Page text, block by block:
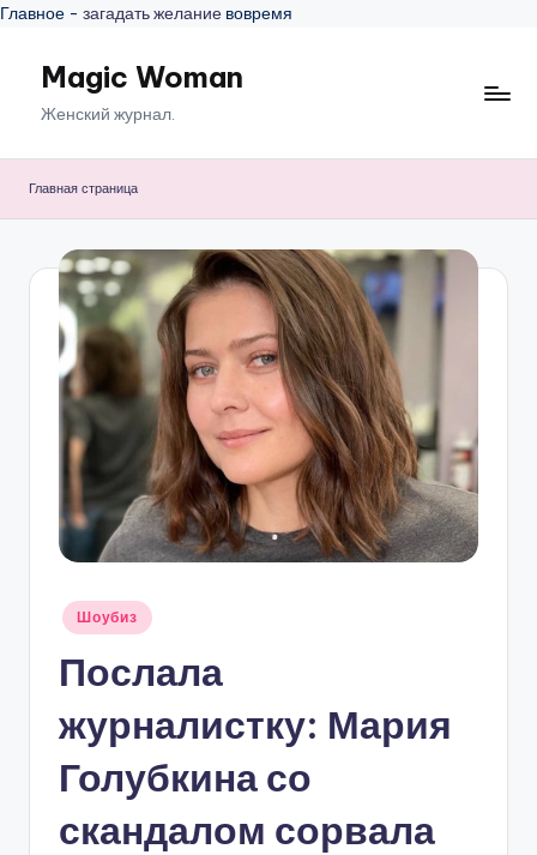
Главное - загадать желание вовремя
ПерейтиMagic Woman
Женский журнал.
Главная страница
Опубликовано
Шоубиз
Послала
журналистку: Мария
Голубкина со
скандалом сорвала